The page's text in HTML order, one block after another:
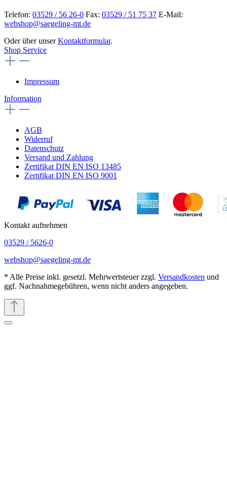
Telefon: 03529 / 56 26-0 Fax: 03529 / 51 75 37 E-Mail:
webshop@saegeling-mt.de
Oder über unserKontaktformular.
Shop Service
Impressum
Information
AGB
Widerruf
Datenschutz
Versand und Zahlung
Zertifikat DIN EN ISO 13485
Zertifikat DIN EN ISO 9001
Kontakt aufnehmen
03529 / 5626-0
webshop@saegeling-mt.de
* Alle Preise inkl. gesetzl. Mehrwertsteuer zzgl. Versandkosten und
ggf. Nachnahmegebühren, wenn nicht anders angegeben.